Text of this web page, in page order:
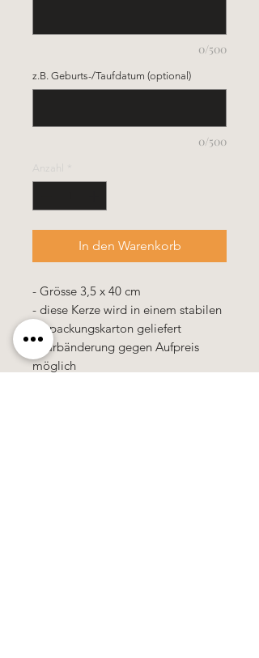
0/500
z.B. Geburts-/Taufdatum (optional)
0/500
Anzahl
In den Warenkorb
- Grösse 3,5 x 40 cm
- diese Kerze wird in einem stabilen
Verpackungskarton geliefert
- Farbänderung gegen Aufpreis
möglich